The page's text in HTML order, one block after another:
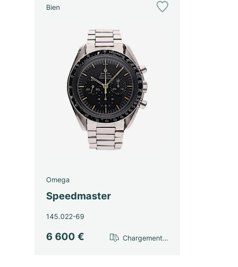
Bien
Omega
Speedmaster
145.022-69
6 600 € Chargement…